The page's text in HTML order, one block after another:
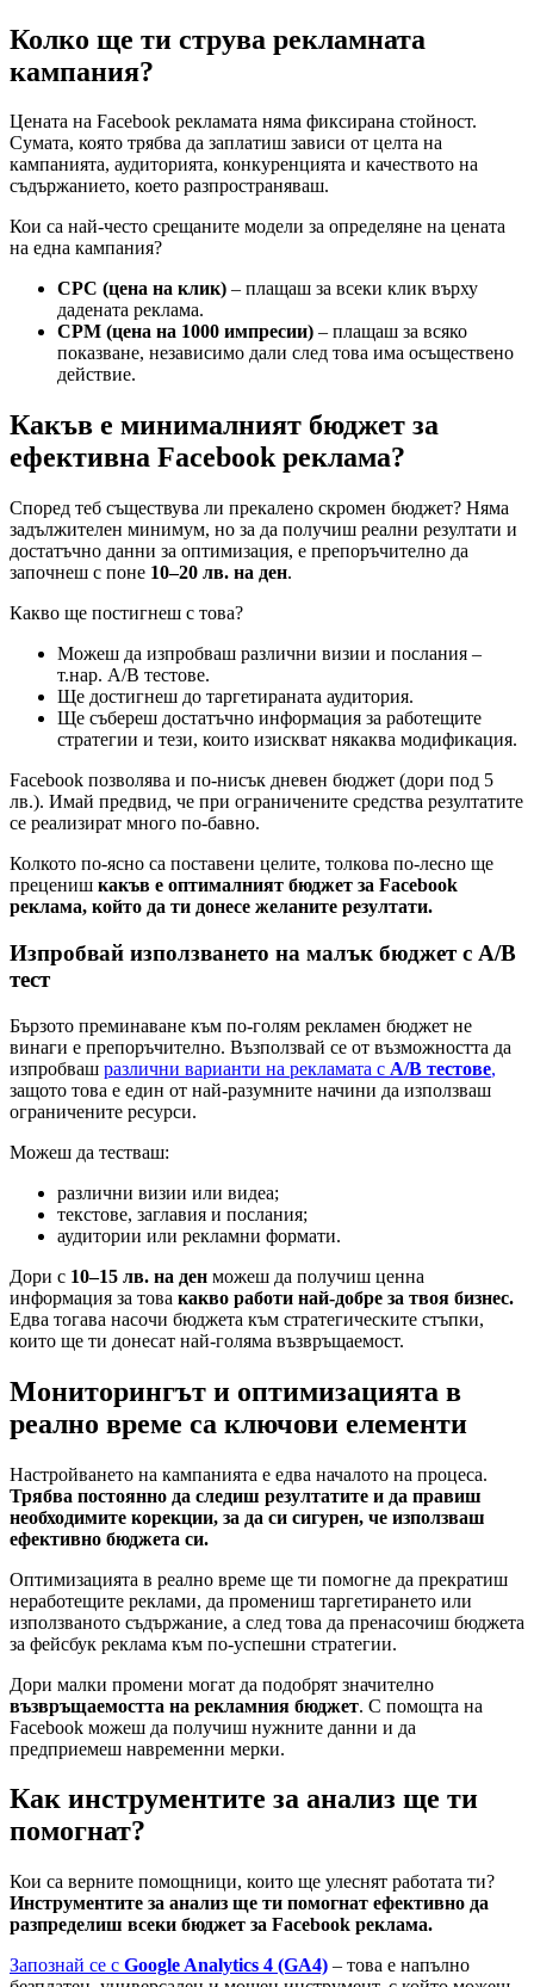
Колко ще ти струва рекламната
кампания?
Цената на Facebook рекламата няма фиксирана стойност.
Сумата, която трябва да заплатиш зависи от целта на
кампанията, аудиторията, конкуренцията и качеството на
съдържанието, което разпространяваш.
Кои са най-често срещаните модели за определяне на цената
на една кампания?
CPC (цена на клик) – плащаш за всеки клик върху
дадената реклама.
CPM (цена на 1000 импресии) – плащаш за всяко
показване, независимо дали след това има осъществено
действие.
Какъв е минималният бюджет за
ефективна Facebook реклама?
Според теб съществува ли прекалено скромен бюджет? Няма
задължителен минимум, но за да получиш реални резултати и
достатъчно данни за оптимизация, е препоръчително да
започнеш с поне 10–20 лв. на ден.
Какво ще постигнеш с това?
Можеш да изпробваш различни визии и послания –
т.нар. A/B тестове.
Ще достигнеш до таргетираната аудитория.
Ще събереш достатъчно информация за работещите
стратегии и тези, които изискват някаква модификация.
Facebook позволява и по-нисък дневен бюджет (дори под 5
лв.). Имай предвид, че при ограничените средства резултатите
се реализират много по-бавно.
Колкото по-ясно са поставени целите, толкова по-лесно ще
прецениш какъв е оптималният бюджет за Facebook
реклама, който да ти донесе желаните резултати.
Изпробвай използването на малък бюджет с А/В
тест
Бързото преминаване към по-голям рекламен бюджет не
винаги е препоръчително. Възползвай се от възможността да
изпробваш различни варианти на рекламата с A/B тестове,
защото това е един от най-разумните начини да използваш
ограничените ресурси.
Можеш да тестваш:
различни визии или видеа;
текстове, заглавия и послания;
аудитории или рекламни формати.
Дори с 10–15 лв. на ден можеш да получиш ценна
информация за това какво работи най-добре за твоя бизнес.
Едва тогава насочи бюджета към стратегическите стъпки,
които ще ти донесат най-голяма възвръщаемост.
Мониторингът и оптимизацията в
реално време са ключови елементи
Настройването на кампанията е едва началото на процеса.
Трябва постоянно да следиш резултатите и да правиш
необходимите корекции, за да си сигурен, че използваш
ефективно бюджета си.
Оптимизацията в реално време ще ти помогне да прекратиш
неработещите реклами, да промениш таргетирането или
използваното съдържание, а след това да пренасочиш бюджета
за фейсбук реклама към по-успешни стратегии.
Дори малки промени могат да подобрят значително
възвръщаемостта на рекламния бюджет. С помощта на
Facebook можеш да получиш нужните данни и да
предприемеш навременни мерки.
Как инструментите за анализ ще ти
помогнат?
Кои са верните помощници, които ще улеснят работата ти?
Инструментите за анализ ще ти помогнат ефективно да
разпределиш всеки бюджет за Facebook реклама.
Запознай се с Google Analytics 4 (GA4) – това е напълно